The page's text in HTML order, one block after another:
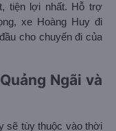
tiện lợi nhất. Hỗ trợ
xe Hoàng Huy đi
cho chuyến đi của
Ngãi và
sẽ tùy thuộc vào thời